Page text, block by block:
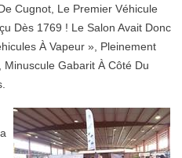
Cugnot, Le Premier Véhicule
Dès 1769 ! Le Salon Avait Donc
À Vapeur », Pleinement
Gabarit À Côté Du